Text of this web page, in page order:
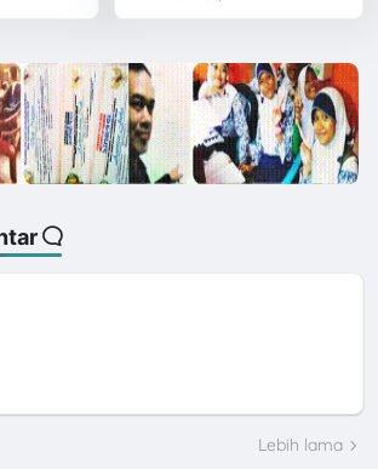
Lebih lama